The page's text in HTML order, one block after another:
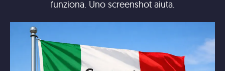
funziona. Uno screenshot aiuta.